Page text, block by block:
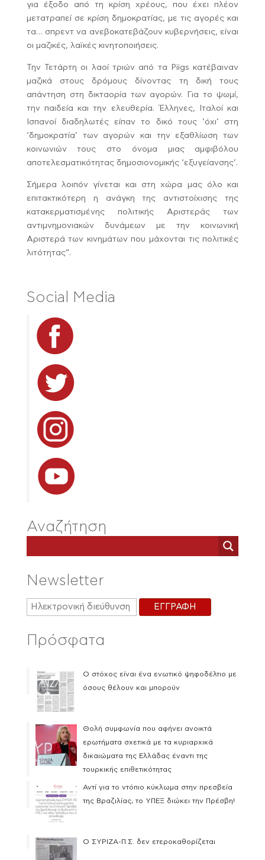
για έξοδο από τη κρίση χρέους, που έχει πλέον
μετατραπεί σε κρίση δημοκρατίας, με τις αγορές και
τα… σπρεντ να ανεβοκατεβάζουν κυβερνήσεις, είναι
οι μαζικές, λαϊκές κινητοποιήσεις.
Την Τετάρτη οι λαοί τριών από τα Piigs κατέβαιναν
μαζικά στους δρόμους δίνοντας τη δική τους
απάντηση στη δικταορία των αγορών. Για το ψωμί,
την παιδεία και την ελευθερία. Έλληνες, Ιταλοί και
Ισπανοί διαδηλωτές είπαν το δικό τους ‘όχι’ στη
‘δημοκρατία’ των αγορών και την εξαθλίωση των
κοινωνιών τους στο όνομα μιας αμφιβόλου
αποτελεσματικότητας δημοσιονομικής ‘εξυγείανσης’.
Σήμερα λοιπόν γίνεται και στη χώρα μας όλο και
επιτακτικότερη η ανάγκη της αντιστοίχισης της
κατακερματισμένης πολιτικής Αριστεράς των
αντιμνημονιακών δυνάμεων με την κοινωνική
Αριστερά των κινημάτων που μάχονται τις πολιτικές
λιτότητας”.
Social Media
Αναζήτηση
Newsletter
Πρόσφατα
Ο στόχος είναι ένα ενωτικό ψηφοδέλτιο με
όσους θέλουν και μπορούν
Θολή συμφωνία που αφήνει ανοικτά
ερωτήματα σχετικά με τα κυριαρχικά
δικαιώματα της Ελλάδας έναντι της
τουρκικής επιθετικότητας
Αντί για το ντόπιο κύκλωμα στην πρεσβεία
της Βραζιλίας, το ΥΠΕΞ διώκει την Πρέσβη!
Ο ΣΥΡΙΖΑ-Π.Σ. δεν ετεροκαθορίζεται